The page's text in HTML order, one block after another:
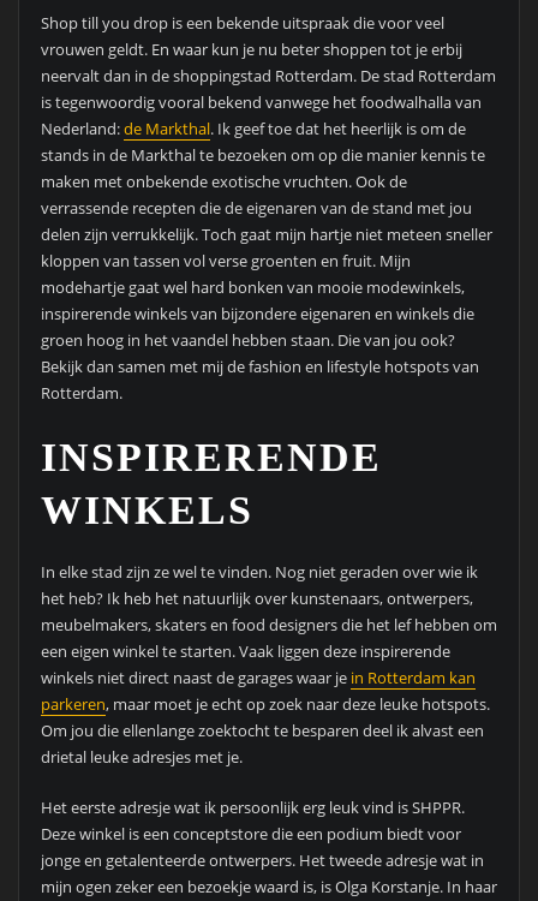
Shop till you drop is een bekende uitspraak die voor veel
vrouwen geldt. En waar kun je nu beter shoppen tot je erbij
neervalt dan in de shoppingstad Rotterdam. De stad Rotterdam
is tegenwoordig vooral bekend vanwege het foodwalhalla van
Nederland:de Markthal. Ik geef toe dat het heerlijk is om de
stands in de Markthal te bezoeken om op die manier kennis te
maken met onbekende exotische vruchten. Ook de
verrassende recepten die de eigenaren van de stand met jou
delen zijn verrukkelijk. Toch gaat mijn hartje niet meteen sneller
kloppen van tassen vol verse groenten en fruit. Mijn
modehartje gaat wel hard bonken van mooie modewinkels,
inspirerende winkels van bijzondere eigenaren en winkels die
groen hoog in het vaandel hebben staan. Die van jou ook?
Bekijk dan samen met mij de fashion en lifestyle hotspots van
Rotterdam.
INSPIRERENDE
WINKELS
In elke stad zijn ze wel te vinden. Nog niet geraden over wie ik
het heb? Ik heb het natuurlijk over kunstenaars, ontwerpers,
meubelmakers, skaters en food designers die het lef hebben om
een eigen winkel te starten. Vaak liggen deze inspirerende
winkels niet direct naast de garages waar je in Rotterdam kan
parkeren, maar moet je echt op zoek naar deze leuke hotspots.
Om jou die ellenlange zoektocht te besparen deel ik alvast een
drietal leuke adresjes met je.
Het eerste adresje wat ik persoonlijk erg leuk vind is SHPPR.
Deze winkel is een conceptstore die een podium biedt voor
jonge en getalenteerde ontwerpers. Het tweede adresje wat in
mijn ogen zeker een bezoekje waard is, is Olga Korstanje. In haar